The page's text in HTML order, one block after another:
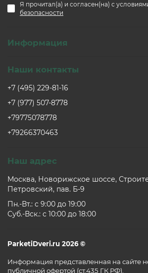
Я прочитал(а) и согласен(на) с
безопасности
Информация
Наши контакты
+7 (495) 229-81-16
+7 (977) 507-8778
+79775078778
+79266370463
Наш адрес
Москва, Новорижское шоссе,
Петровский, пав. Б-9
Пн.-Вт.: c 9:00 до 19:00
Суб.-Вск.: c 10:00 до 18:00
ParketiDveri.ru 2026 ©
Информация представленная на сайте
публичной офертой (ст.435 ГК РФ).